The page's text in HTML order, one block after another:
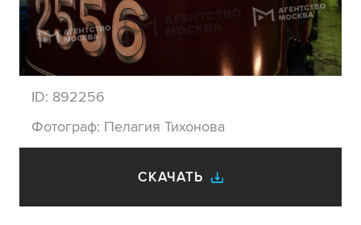
ID: 892256
Фотограф: Пелагия Тихонова
СКАЧАТЬ